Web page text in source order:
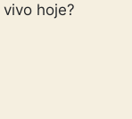
hoje?